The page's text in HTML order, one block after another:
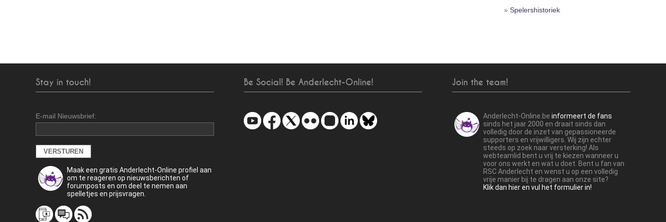
» Spelershistoriek
Stay in touch!
E-mail Nieuwsbrief:
Maak een gratis Anderlecht-Online profiel aan
om te reageren op nieuwsberichten of
forumposts en om deel te nemen aan
spelletjes en prijsvragen.
Be Social! Be Anderlecht-Online! Join the team!
Anderlecht-Online.be informeert de fans
sinds het jaar 2000 en draait sinds dan
volledig door de inzet van gepassioneerde
supporters en vrijwilligers. Wij zijn echter
steeds op zoek naar versterking! Als
webteamlid bent u vrij te kiezen wanneer u
voor ons werkt en wat u doet. Bent u fan van
RSC Anderlecht en wenst u op een volledig
vrije manier bij te dragen aan onze site?
Klik dan hier en vul het formulier in!